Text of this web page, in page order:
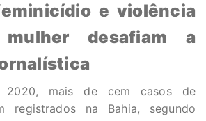
e violência
desafiam a
mais de cem casos de
registrados na Bahia, segundo